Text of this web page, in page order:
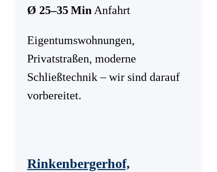
Ø 25–35 Min Anfahrt
Eigentumswohnungen,
Privatstraßen, moderne
Schließtechnik – wir sind darauf
vorbereitet.
Rinkenbergerhof,